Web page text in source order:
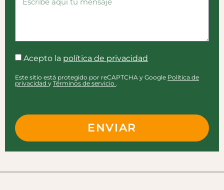
Acepto la política de privacidad
Este sitio está protegido por reCAPTCHA y Google Política de
privacidad y Términos de servicio .
ENVIAR